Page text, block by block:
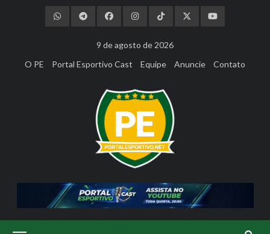
9 de agosto de 2026
O PE
Portal Esportivo Cast Equipe Anuncie Contato